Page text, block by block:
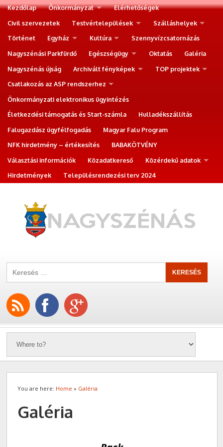
Kezdőlap Önkormányzat
Elérhetőségek
Civil szervezetek
Testvértelepülések
Szálláshelyek
Történet
Egyház Kultúra
Szennyvízcsatornázás
Nagyszénási Parkfürdő
Egészségügy Oktatás
Galéria
Nagyszénás újság
Archivált fényképek
TOP projektek
Csatlakozás az ASP rendszerhez
Önkormányzati elektronikus ügyintézés
Életkezdési támogatás és Start-számla
Hulladékszállítás
Falugazdász ügyfélfogadás
Magyar Falu Program
NFK hirdetmény – értékesítés
BABAKÖTVÉNY
Választási információk
Közadatkereső
Közérdekű adatok
Hirdetmények
Településrendezési terv 2024
You are here: Home » Galéria
Galéria